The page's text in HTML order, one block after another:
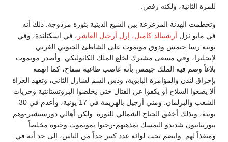
للمرة الثانية، ولكنه رفض.
وتحطمت الهدنة المزعزعة بين الشيع الدينية بثورة مزدوجة. ذلك أنه
في مايو نزل أرشيبالد كامبل، إرل أرجيل العاشر ، في اسكتلندة، وفي
يونيه رسا جيمس ودوق مونموث على الشاطئ الجنوبي الغربي
لإنجلترا، وفي مسعى مشترك لخلع الملك الكاثوليكي. وأصدر مونموث
بلاغاً وصم فيه الملك جيمس بأنه غاصب طاغية سفاح، كما اتهمه
بإحراق لندن والمؤامرة البابوية، ودس السم لشارل الثاني، وتعهد الغزاة
ألا يضعوا السلاح أو يكفوا عن القتال حتى يخلصوا البروتستانتية وحريات
الشعب والبرلمان. ومني أرجيل بالهزيمة في 17 يونية، وأعدم في 30
يونية، وبذلك أخفق الجناح الشمالي للثورة. ولكن أهالي دورستشير-وهم
بيوريتانيون شديدو التمسك بمذهبهم-رحبوا بمونموث وحيوه مخلصاً
ومنقذاً لهم. وانضم تحت لوائه عدد كبير جداً من الناس، إلى حد أنه في